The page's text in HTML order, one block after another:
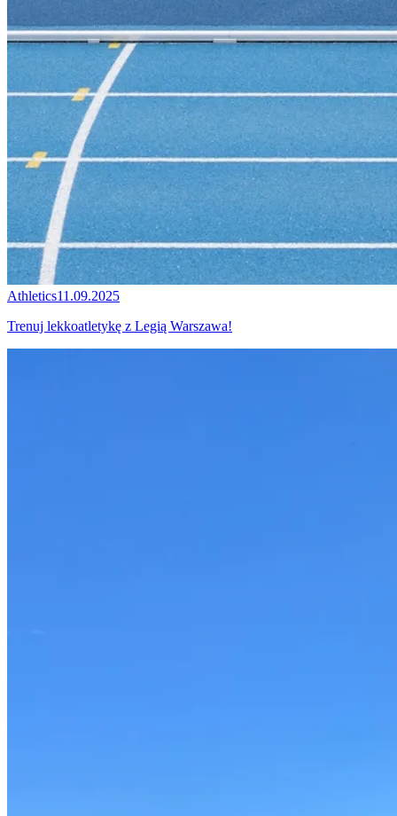
Athletics11.09.2025
Trenuj lekkoatletykę z Legią Warszawa!